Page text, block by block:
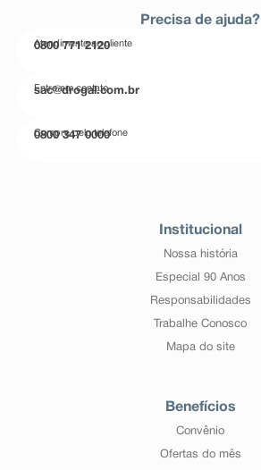
Precisa de ajuda?
Atendimento ao cliente
0800 771 2120
Entre em contato
sac@drogal.com.br
Compre pelo telefone
0800 347 0000
Institucional
Nossa história
Especial 90 Anos
Responsabilidades
Trabalhe Conosco
Mapa do site
Benefícios
Convênio
Ofertas do mês